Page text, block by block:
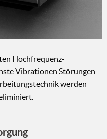
Hochfrequenz-
Vibrationen Störungen
werden